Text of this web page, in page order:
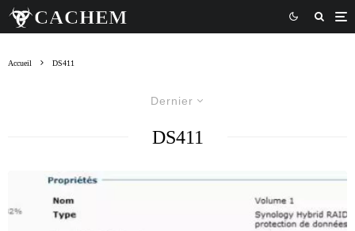
Accueil DS411
Dernier
DS411